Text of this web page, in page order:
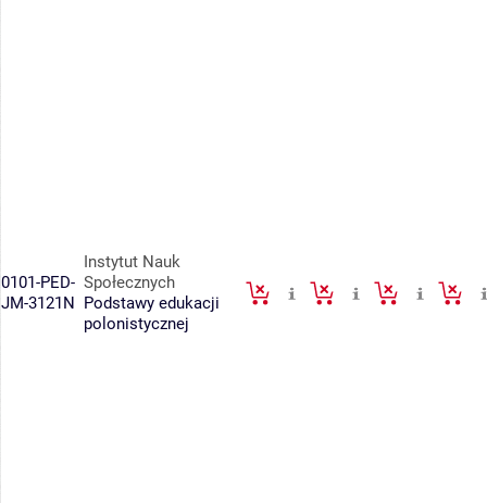
0101-PED-
JM-3121N
Instytut Nauk
Społecznych
Podstawy edukacji
polonistycznej